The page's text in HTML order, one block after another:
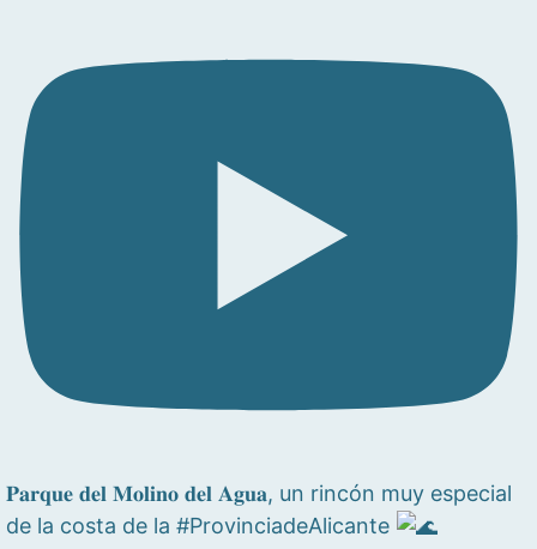
𝐏𝐚𝐫𝐪𝐮𝐞 𝐝𝐞𝐥 𝐌𝐨𝐥𝐢𝐧𝐨 𝐝𝐞𝐥 𝐀𝐠𝐮𝐚, un rincón muy especial
de la costa de la #ProvinciadeAlicante